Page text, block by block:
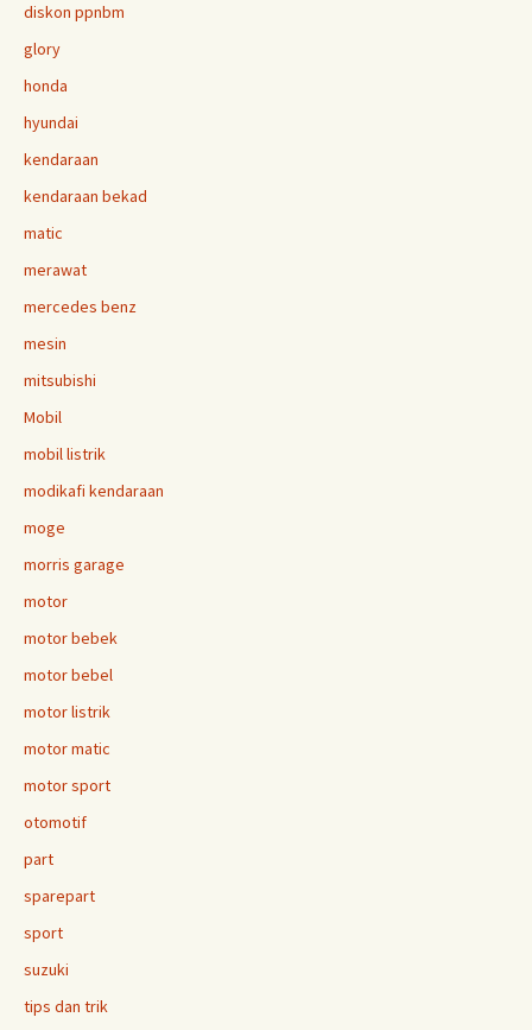
diskon ppnbm
glory
honda
hyundai
kendaraan
kendaraan bekad
matic
merawat
mercedes benz
mesin
mitsubishi
Mobil
mobil listrik
modikafi kendaraan
moge
morris garage
motor
motor bebek
motor bebel
motor listrik
motor matic
motor sport
otomotif
part
sparepart
sport
suzuki
tips dan trik